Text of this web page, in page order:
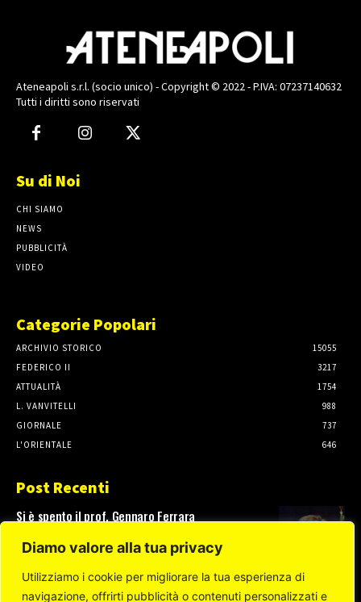
Diamo valore alla tua privacy
Utilizziamo i cookie per migliorare la tua esperienza di
navigazione, offrirti pubblicità o contenuti personalizzati e
Ateneapoli s.r.l. (socio unico) - Copyright © 2022 - P.IVA: 07237140632
Tutti i diritti sono riservati
Su di Noi
CHI SIAMO
NEWS
PUBBLICITÀ
VIDEO
Categorie Popolari
ARCHIVIO STORICO
15055
FEDERICO II
3217
ATTUALITÀ
1754
L. VANVITELLI
988
GIORNALE
737
L'ORIENTALE
646
Post Recenti
Si è spento il prof. Gennaro Ferrara